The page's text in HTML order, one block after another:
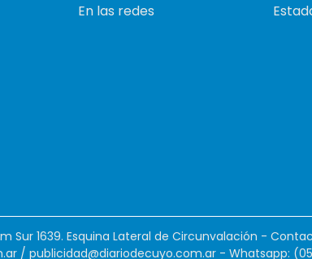
En las redes
Sur 1639. Esquina Lateral de Circunvalación -
/ publicidad@diariodecuyo.com.ar - Whatsapp: